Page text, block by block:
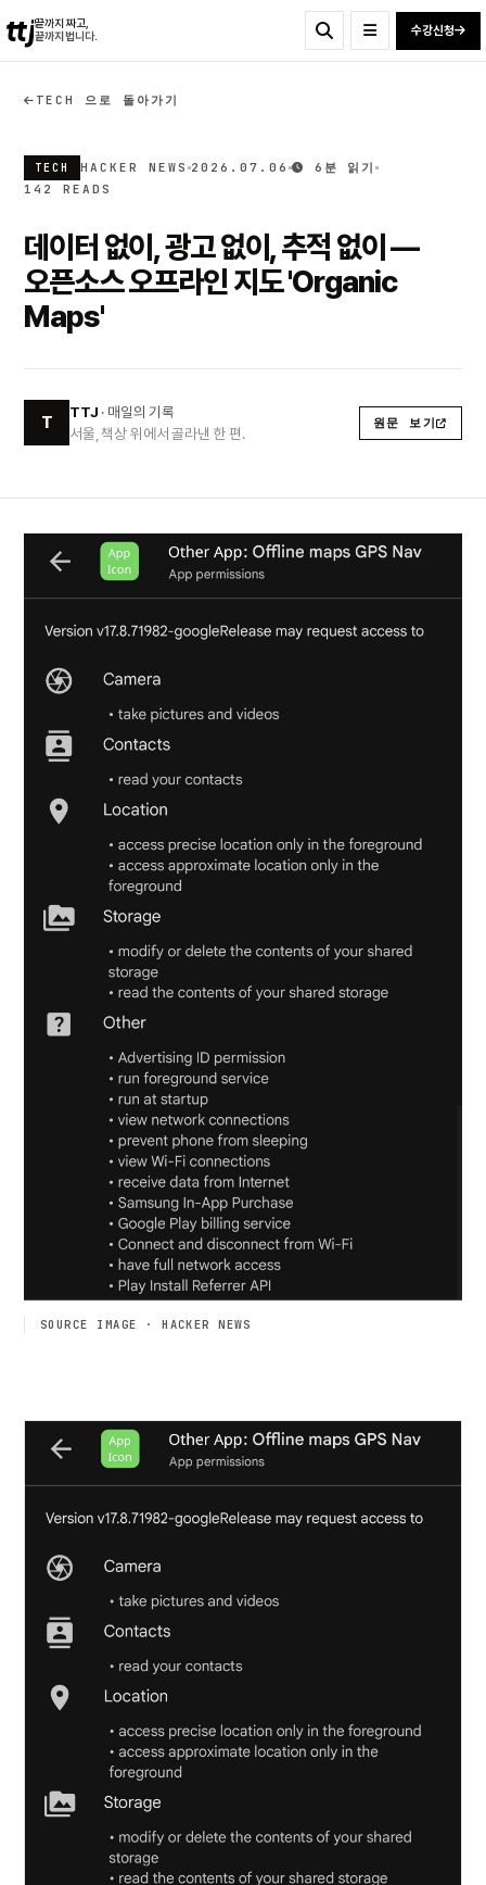
ttj끝까지 짜고,
끝까지 법니다.
수강신청
TECH 으로 돌아가기
TECH HACKER NEWS 2026.07.06
6분 읽기
142 READS
데이터 없이, 광고 없이, 추적 없이 —
오픈소스 오프라인 지도 'Organic
Maps'
T
TTJ · 매일의 기록
서울, 책상 위에서 골라낸 한 편.
원문 보기
SOURCE IMAGE · HACKER NEWS